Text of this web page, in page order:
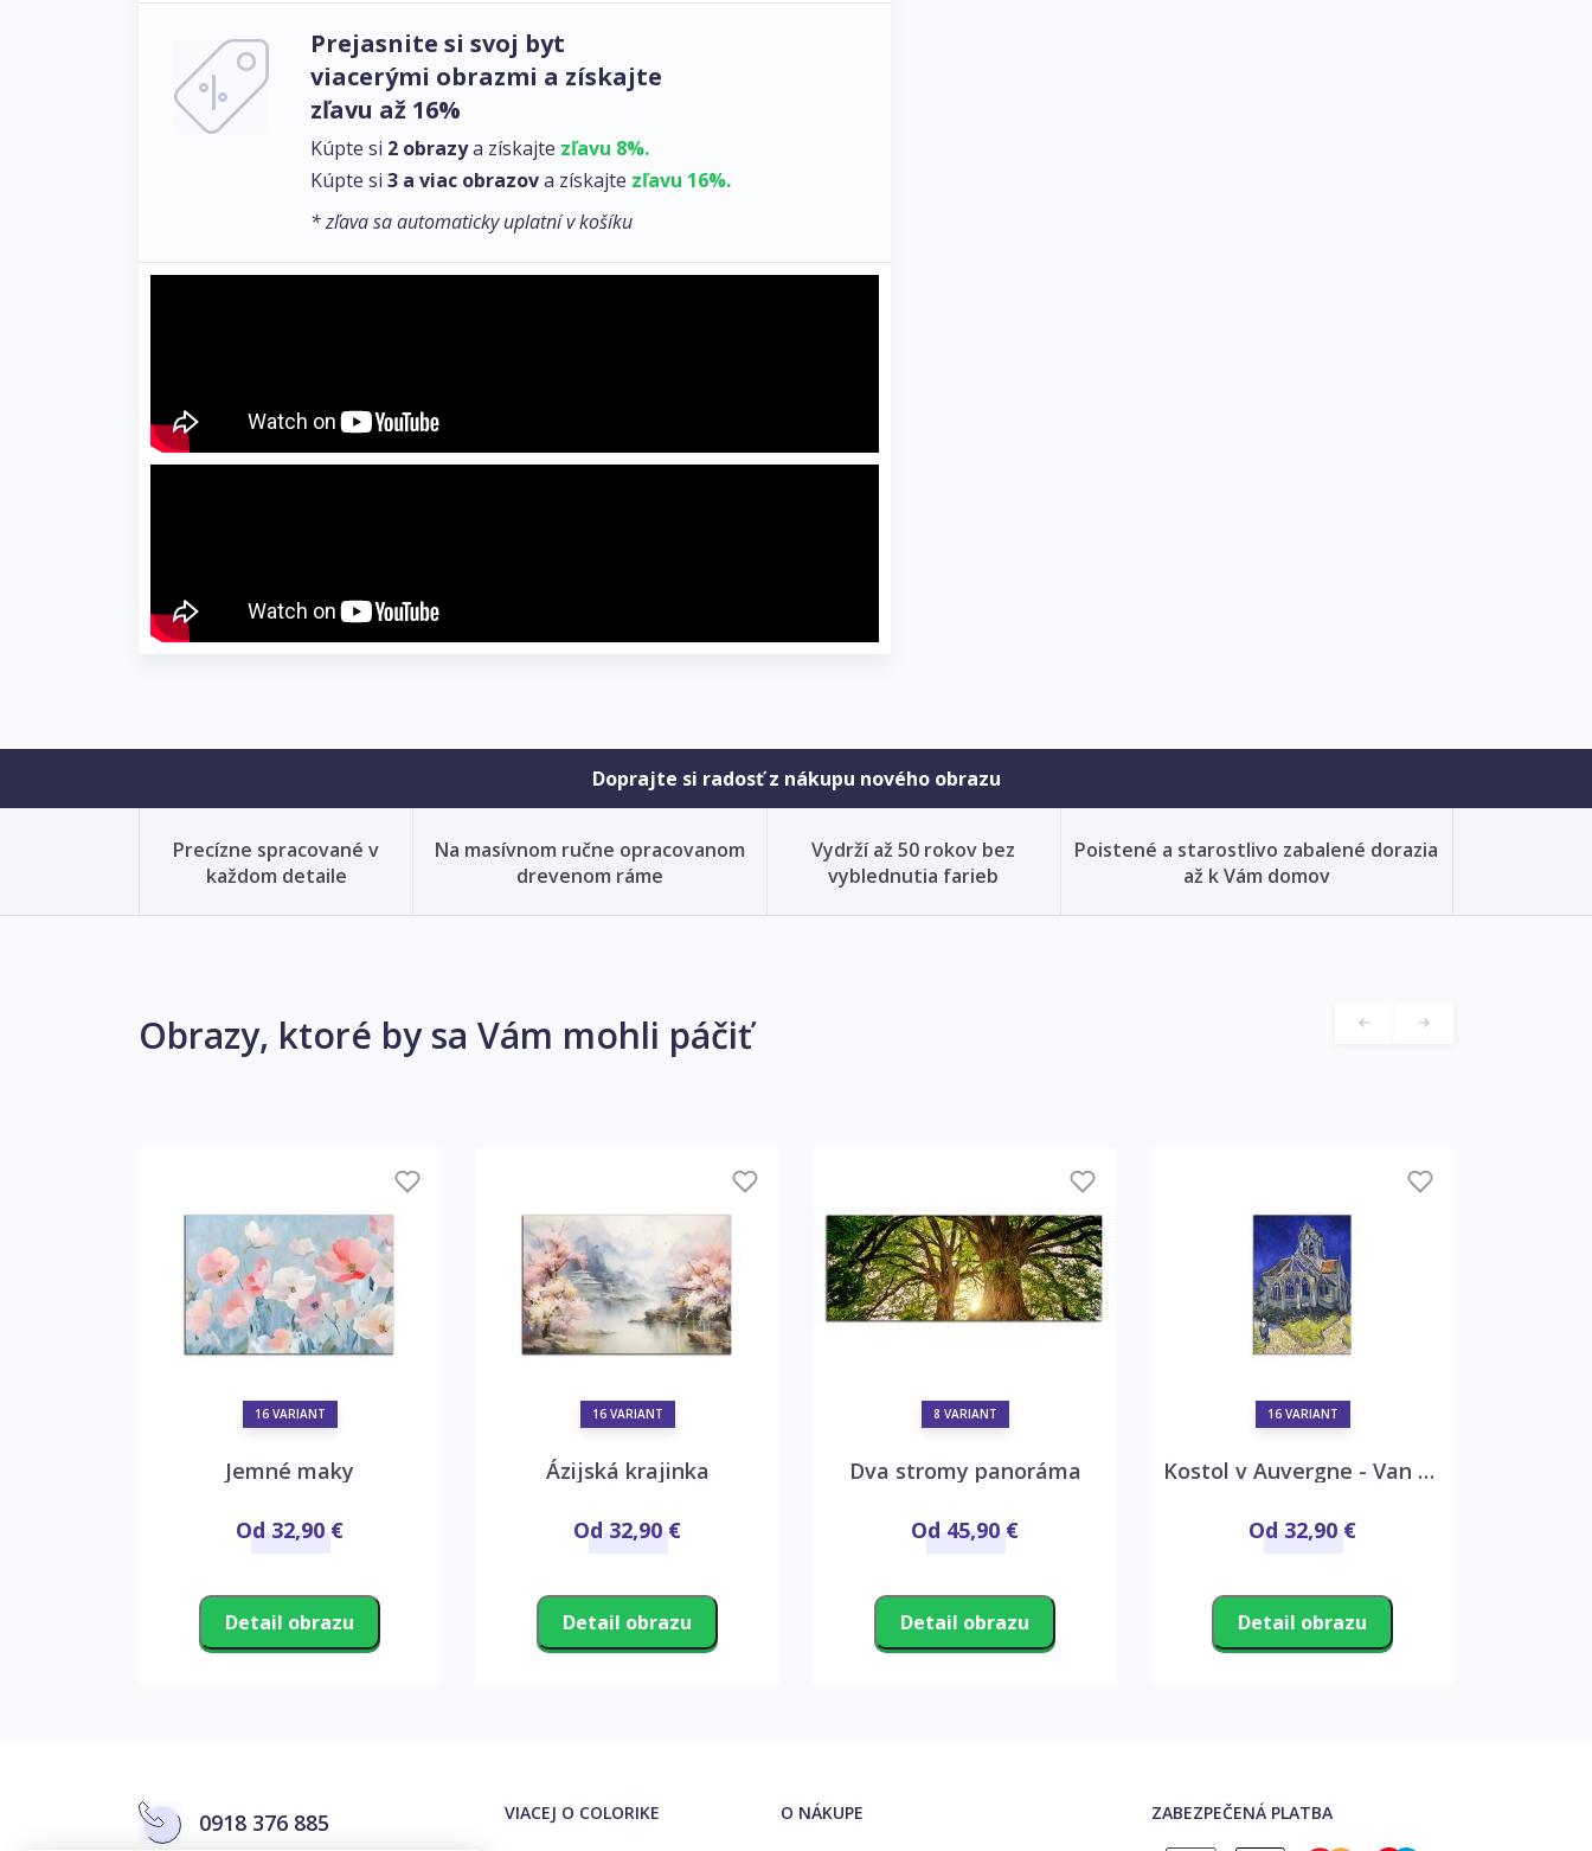
Prejasnite si svoj byt
viacerými obrazmi a získajte
zľavu až 16%
Kúpte si 2 obrazya získajte zľavu 8%.
Kúpte si 3 a viac obrazova získajte zľavu 16%.
* zľava sa automaticky uplatní v košíku
Doprajte si radosť z nákupu nového obrazu
Precízne spracované v
každom detaile
Na masívnom ručne opracovanom
drevenom ráme
Vydrží až 50 rokov bez
vyblednutia farieb
Poistené a starostlivo zabalené dorazia
až k Vám domov
Obrazy, ktoré by sa Vám mohli páčiť
16 VARIANT
Jemné maky
Od 32,90 €
Detail obrazu
16 VARIANT
Ázijská krajinka
Od 32,90 €
Detail obrazu
8 VARIANT
Dva stromy panoráma
Od 45,90 €
Detail obrazu
16 VARIANT
Kostol v Auvergne - Van Gogh
Od 32,90 €
Detail obrazu
0918 376 885 VIACEJ O COLORIKE O NÁKUPE ZABEZPEČENÁ PLATBA